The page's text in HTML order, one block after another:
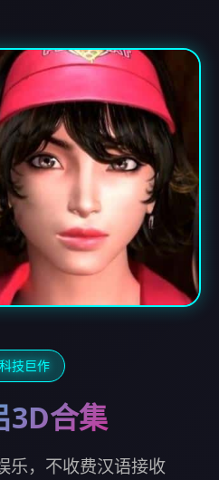
技巨作
3D合集
乐，不收费汉语接收